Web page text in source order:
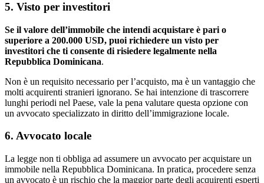
5. Visto per investitori
Se il valore dell’immobile che intendi acquistare è pari o
superiore a 200.000 USD, puoi richiedere un visto per
investitori che ti consente di risiedere legalmente nella
Repubblica Dominicana.
Non è un requisito necessario per l’acquisto, ma è un vantaggio che
molti acquirenti stranieri ignorano. Se hai intenzione di trascorrere
lunghi periodi nel Paese, vale la pena valutare questa opzione con
un avvocato specializzato in diritto dell’immigrazione locale.
6. Avvocato locale
La legge non ti obbliga ad assumere un avvocato per acquistare un
immobile nella Repubblica Dominicana. In pratica, procedere senza
un avvocato è un rischio che la maggior parte degli acquirenti esperti